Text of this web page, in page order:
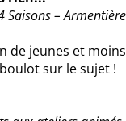
Saisons –
de jeunes et
sur le sujet !